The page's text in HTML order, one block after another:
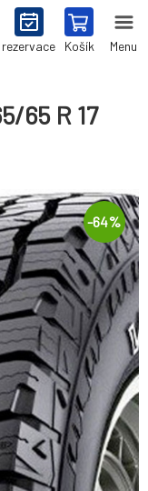
rezervace Košík Menu
65 R 17
-64%